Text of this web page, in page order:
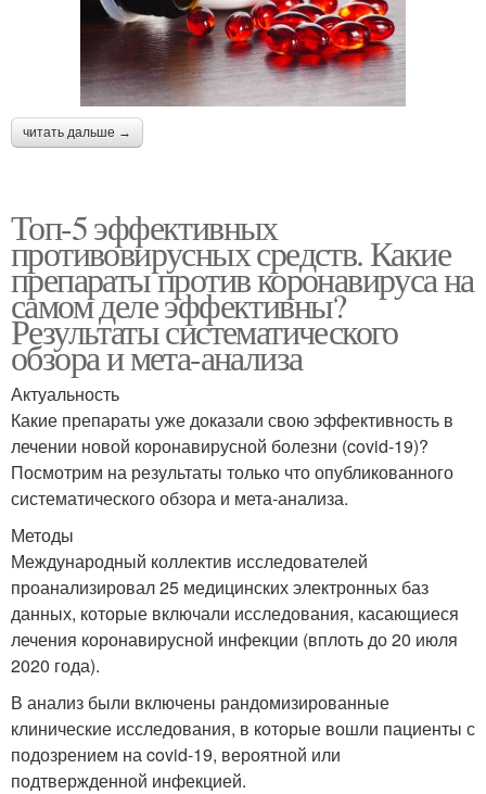
читать дальше →
Топ-5 эффективных
противовирусных средств. Какие
препараты против коронавируса на
самом деле эффективны?
Результаты систематического
обзора и мета-анализа
Актуальность
Какие препараты уже доказали свою эффективность в
лечении новой коронавирусной болезни (covid-19)?
Посмотрим на результаты только что опубликованного
систематического обзора и мета-анализа.
Методы
Международный коллектив исследователей
проанализировал 25 медицинских электронных баз
данных, которые включали исследования, касающиеся
лечения коронавирусной инфекции (вплоть до 20 июля
2020 года).
В анализ были включены рандомизированные
клинические исследования, в которые вошли пациенты с
подозрением на covid-19, вероятной или
подтвержденной инфекцией.